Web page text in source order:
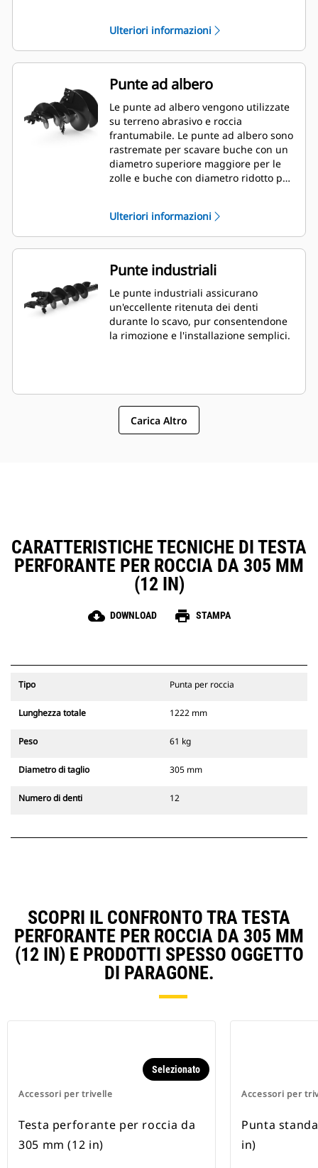
Ulteriori informazioni
Punte ad albero
Le punte ad albero vengono utilizzate
su terreno abrasivo e roccia
frantumabile. Le punte ad albero sono
rastremate per scavare buche con un
diametro superiore maggiore per le
zolle e buche con diametro ridotto per
Ulteriori informazioni
Punte industriali
Le punte industriali assicurano
un'eccellente ritenuta dei denti
durante lo scavo, pur consentendone
la rimozione e l'installazione semplici.
Carica Altro
CARATTERISTICHE TECNICHE DI TESTA
PERFORANTE PER ROCCIA DA 305 MM
(12 IN)
cloud_download DOWNLOAD print STAMPA
Tipo Punta per roccia
Lunghezza totale 1222 mm
Peso 61 kg
Diametro di taglio 305 mm
Numero di denti 12
SCOPRI IL CONFRONTO TRA TESTA
PERFORANTE PER ROCCIA DA 305 MM
(12 IN) E PRODOTTI SPESSO OGGETTO
DI PARAGONE.
Accessori per trivelle
Selezionato
Testa perforante per roccia da
305 mm (12 in)
Accessori per
Punta
in)